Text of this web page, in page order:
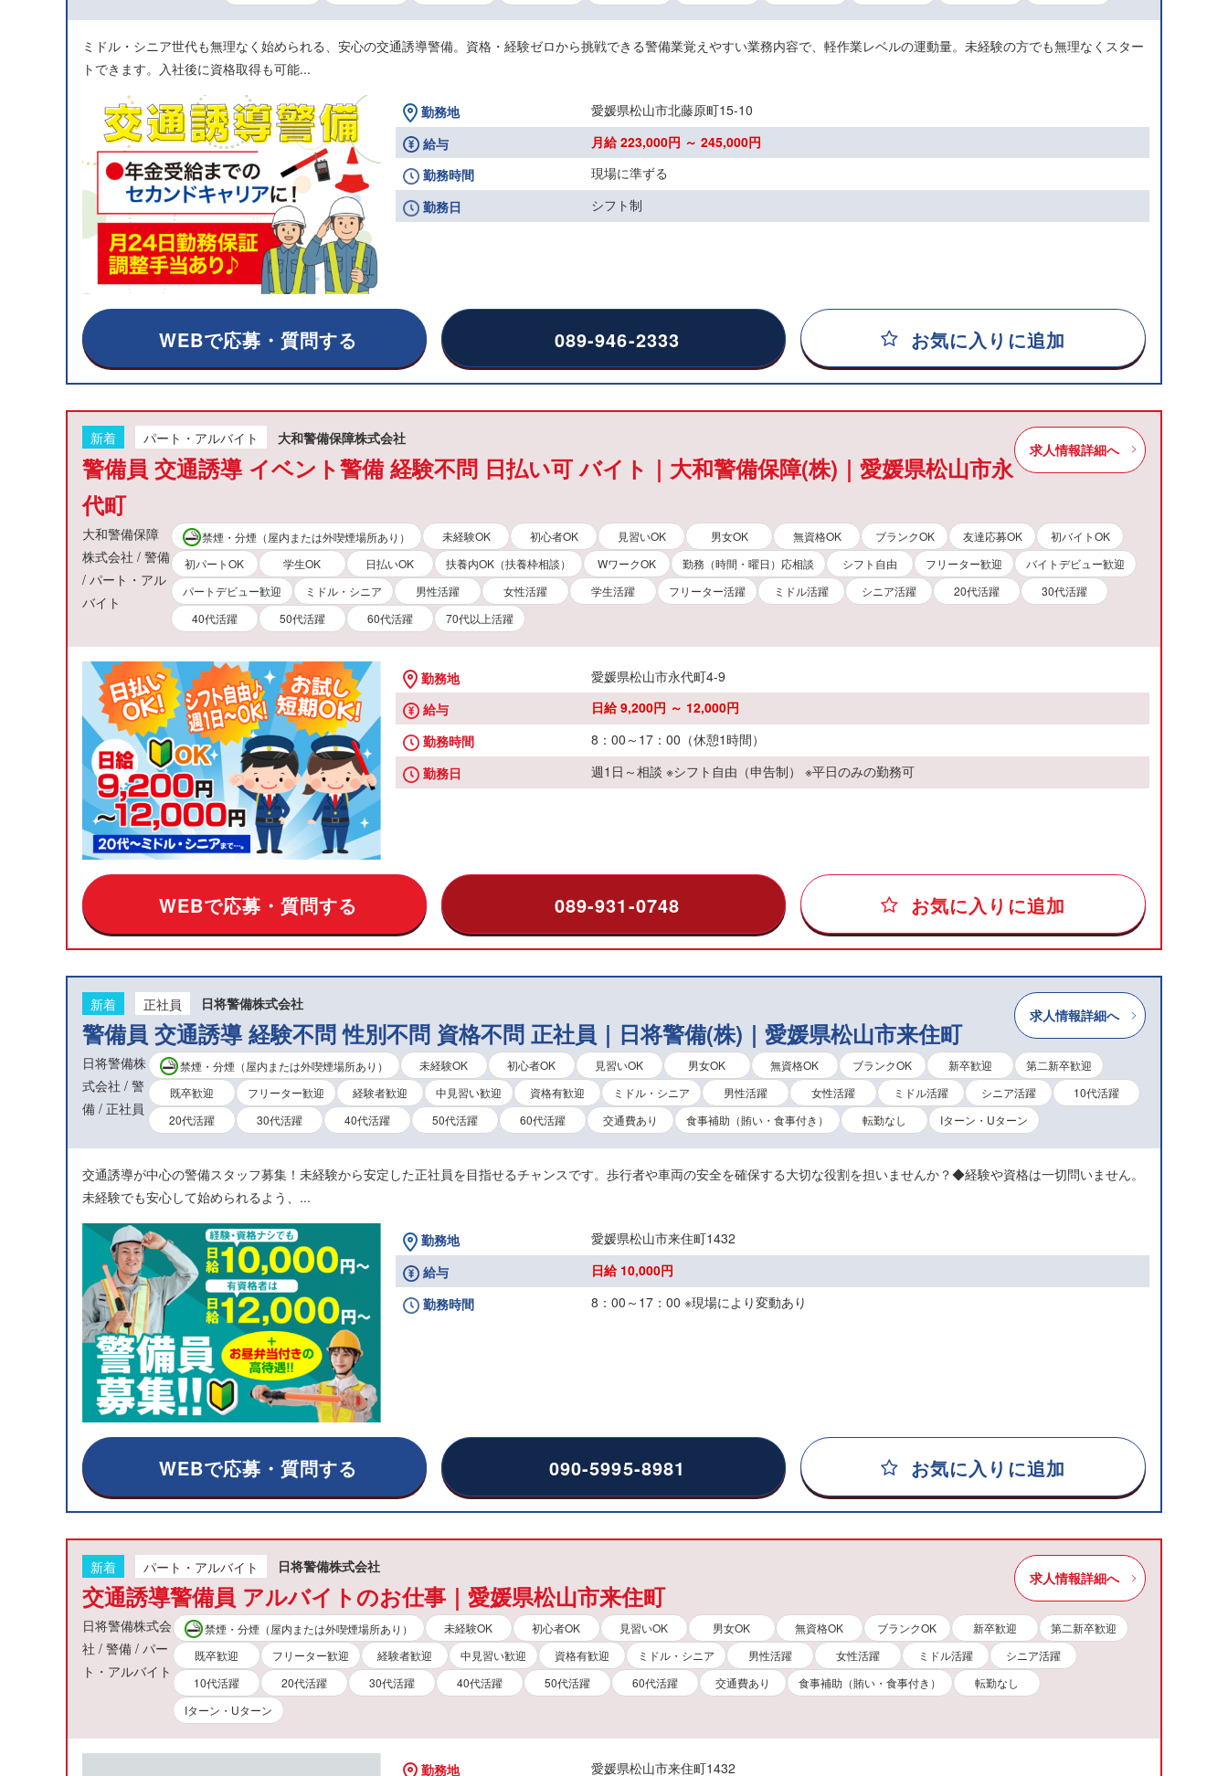
ミドル・シニア世代も無理なく始められる、安心の交通誘導警備。資格・経験ゼロから挑戦できる警備業覚えやすい業務内容で、軽作業レベルの運動量。未経験の方でも無理なくスター
トできます。入社後に資格取得も可能...
勤務地
愛媛県松山市北藤原町15-10
給与
月給 223,000円 ～ 245,000円
勤務時間
現場に準ずる
勤務日
シフト制
WEBで応募・質問する 089-946-2333 お気に入りに追加
新着 パート・アルバイト 大和警備保障株式会社
警備員 交通誘導 イベント警備 経験不問 日払い可 バイト｜大和警備保障(株)｜愛媛県松山市永
代町
大和警備保障
株式会社 / 警備
/ パート・アル
バイト
禁煙・分煙（屋内または外喫煙場所あり） 未経験OK 初心者OK 見習いOK 男女OK 無資格OK ブランクOK 友達応募OK
初バイトOK
初パートOK
学生OK 日払いOK 扶養内OK（扶養枠相談） WワークOK 勤務（時間・曜日）応相談 シフト自由 フリーター歓迎
バイトデビュー歓迎
パートデビュー歓迎
ミドル・シニア 男性活躍 女性活躍 学生活躍 フリーター活躍 ミドル活躍 シニア活躍 20代活躍
30代活躍
40代活躍
50代活躍 60代活躍 70代以上活躍
求人情報詳細へ
勤務地
愛媛県松山市永代町4-9
給与
日給 9,200円 ～ 12,000円
勤務時間
8：00～17：00（休憩1時間）
勤務日
週1日～相談 ※シフト自由（申告制） ※平日のみの勤務可
WEBで応募・質問する 089-931-0748 お気に入りに追加
新着 正社員 日将警備株式会社
警備員 交通誘導 経験不問 性別不問 資格不問 正社員｜日将警備(株)｜愛媛県松山市来住町
日将警備株
式会社 / 警
備 / 正社員
禁煙・分煙（屋内または外喫煙場所あり） 未経験OK 初心者OK 見習いOK 男女OK 無資格OK ブランクOK 新卒歓迎
第二新卒歓迎
既卒歓迎
フリーター歓迎 経験者歓迎 中見習い歓迎 資格有歓迎 ミドル・シニア 男性活躍 女性活躍 ミドル活躍 シニア活躍
10代活躍
20代活躍
30代活躍 40代活躍 50代活躍 60代活躍 交通費あり 食事補助（賄い・食事付き） 転勤なし Iターン・Uターン
求人情報詳細へ
交通誘導が中心の警備スタッフ募集！未経験から安定した正社員を目指せるチャンスです。歩行者や車両の安全を確保する大切な役割を担いませんか？◆経験や資格は一切問いません。
未経験でも安心して始められるよう、...
勤務地
愛媛県松山市来住町1432
給与
日給 10,000円
勤務時間
8：00～17：00 ※現場により変動あり
WEBで応募・質問する 090-5995-8981 お気に入りに追加
新着 パート・アルバイト 日将警備株式会社
交通誘導警備員 アルバイトのお仕事｜愛媛県松山市来住町
日将警備株式会
社 / 警備 / パー
ト・アルバイト
禁煙・分煙（屋内または外喫煙場所あり） 未経験OK 初心者OK 見習いOK 男女OK 無資格OK ブランクOK 新卒歓迎
第二新卒歓迎
既卒歓迎
フリーター歓迎 経験者歓迎 中見習い歓迎 資格有歓迎 ミドル・シニア 男性活躍 女性活躍 ミドル活躍
シニア活躍
10代活躍
20代活躍 30代活躍 40代活躍 50代活躍 60代活躍 交通費あり 食事補助（賄い・食事付き）
転勤なし
Iターン・Uターン
求人情報詳細へ
勤務地 愛媛県松山市来住町1432